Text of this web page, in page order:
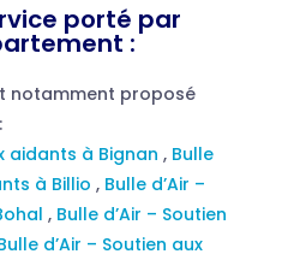
porté par
:
notamment proposé
aidants à Bignan , Bulle
à Billio , Bulle d’Air –
, Bulle d’Air – Soutien
d’Air – Soutien aux